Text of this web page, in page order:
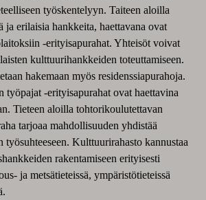
työskentelyyn. Taiteen aloilla
ja erilaisia hankkeita, haettavana ovat
-erityisapurahat. Yhteisöt voivat
kulttuurihankkeiden toteuttamiseen.
hakemaan myös residenssiapurahoja.
työpajat -erityisapurahat ovat haettavina
Tieteen aloilla tohtorikoulutettavan
tarjoaa mahdollisuuden yhdistää
työsuhteeseen. Kulttuurirahasto kannustaa
rakentamiseen erityisesti
ja metsätieteissä, ympäristötieteissä